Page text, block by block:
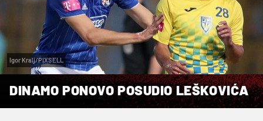
Igor Kralj/PIXSELL
DINAMO PONOVO POSUDIO LEŠKOVIĆA